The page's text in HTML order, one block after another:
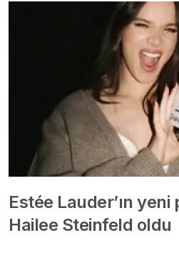
Estée Lauder’ın
Hailee Steinfeld oldu